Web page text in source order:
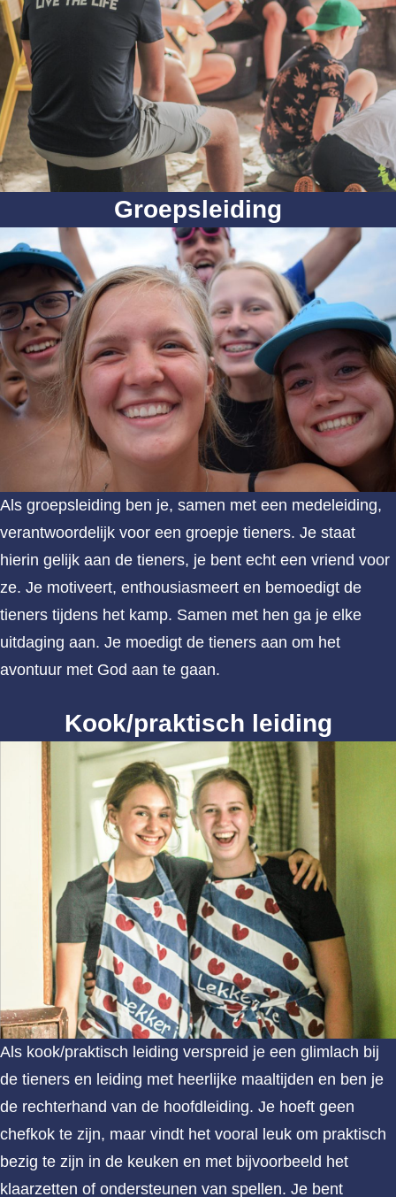
Groepsleiding
Als groepsleiding ben je, samen met een medeleiding,
verantwoordelijk voor een groepje tieners. Je staat
hierin gelijk aan de tieners, je bent echt een vriend voor
ze. Je motiveert, enthousiasmeert en bemoedigt de
tieners tijdens het kamp. Samen met hen ga je elke
uitdaging aan. Je moedigt de tieners aan om het
avontuur met God aan te gaan.
Kook/praktisch leiding
Als kook/praktisch leiding verspreid je een glimlach bij
de tieners en leiding met heerlijke maaltijden en ben je
de rechterhand van de hoofdleiding. Je hoeft geen
chefkok te zijn, maar vindt het vooral leuk om praktisch
bezig te zijn in de keuken en met bijvoorbeeld het
klaarzetten of ondersteunen van spellen. Je bent